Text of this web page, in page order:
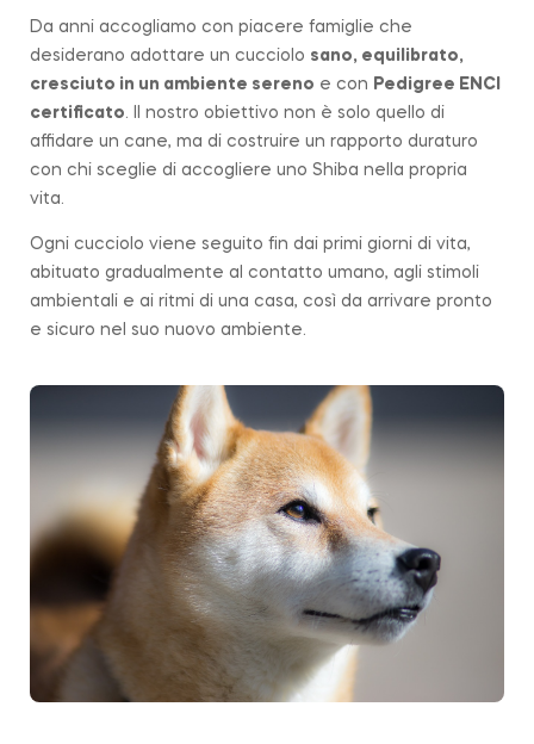
Da anni accogliamo con piacere famiglie che
desiderano adottare un cucciolo sano, equilibrato,
cresciuto in un ambiente sereno e con Pedigree ENCI
certificato. Il nostro obiettivo non è solo quello di
affidare un cane, ma di costruire un rapporto duraturo
con chi sceglie di accogliere uno Shiba nella propria
vita.
Ogni cucciolo viene seguito fin dai primi giorni di vita,
abituato gradualmente al contatto umano, agli stimoli
ambientali e ai ritmi di una casa, così da arrivare pronto
e sicuro nel suo nuovo ambiente.